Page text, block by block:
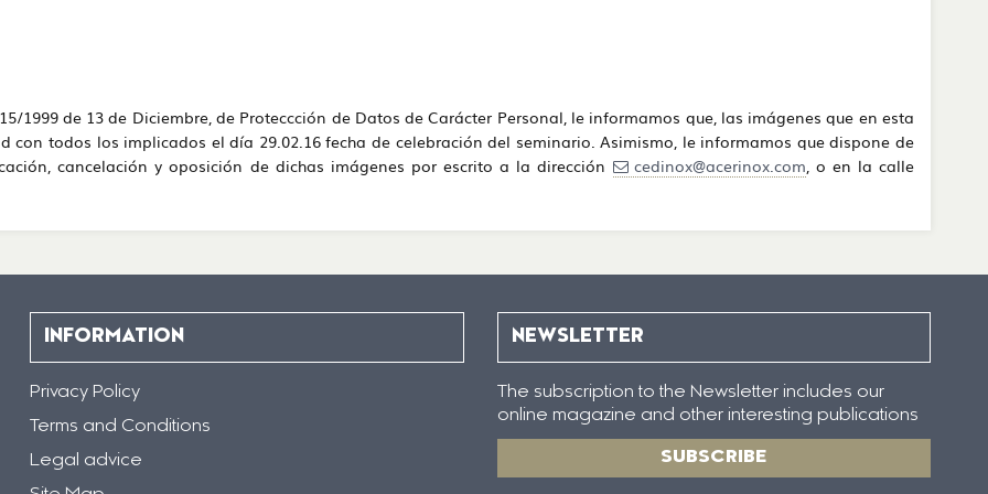
1999 de 13 de Diciembre, de Proteccción de Datos de Carácter Personal, le informamos que, las imágenes que en esta
con todos los implicados el día 29.02.16 fecha de celebración del seminario. Asimismo, le informamos que dispone de
cancelación y oposición de dichas imágenes por escrito a la dirección
cedinox@acerinox.com, o en la calle
INFORMATION
Privacy Policy
Terms and Conditions
Legal advice
NEWSLETTER
The subscription to the Newsletter includes our
online magazine and other interesting publications
SUBSCRIBE